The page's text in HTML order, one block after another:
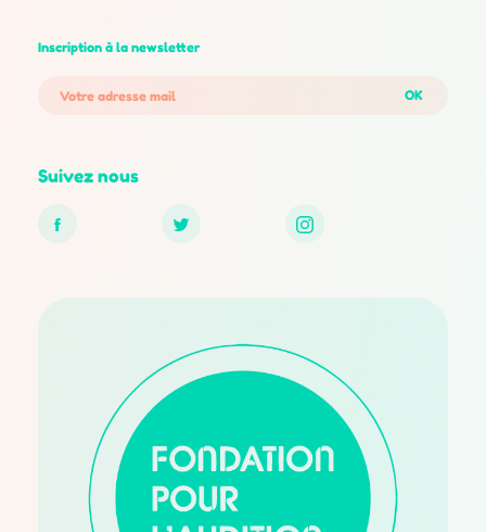
Inscription à la newsletter
OK
Suivez nous